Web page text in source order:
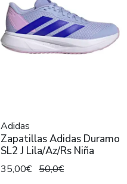
Adidas
Zapatillas Adidas Duramo
SL2 J Lila/Az/Rs Niña
35,00€ 50,0€